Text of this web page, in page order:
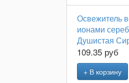
Освежитель
ионами
Душистая
109.35 руб
+ В корзину